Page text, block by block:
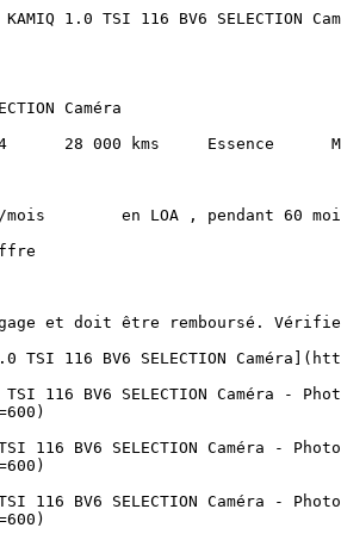
a203-4c12-ae7a-17f2a28bb9e3.jpeg?w=600)  

 ![Skoda KAMIQ 1.0 TSI 116 BV6 SELECTION Caméra - Photo 5](https://www.sndiffusion.fr/photos/evialog_photos/logvo/15/1773/75/28a73b17-dd2b-494e-9a6b-589dccde8337.jpeg?w=600)  +28 photos 

        /  

      ![]() 

 ![]() 

 ![]() 

   ![Photo 1]() 

       ![]()   

   Occasion      2024      28 000 kms     Essence      Manuelle 

  Caractéristiques
----------------

     Partager   

Année

2024

Kilométrage

28 000 km

Énergie

Essence

Boîte de vitesses

Manuelle

Puissance

116 ch / 6 cv fiscaux

Portes

5

Places

5

Cylindrée

998 cm³

Couleur extérieure

Rouge velvet

Couleur intérieure

Gris foncé

Sellerie

Tissu

1ère immatriculation

26/04/2024

Référence

55225

  Points forts
------------

     Climatisation Automatique     Jantes Alu     Retroviseurs Rabattables Electriques     Apple Carplay / Android Auto     Régulateur de vitesse     Caméra de recul    + 24 autres  

     Consommation et émissions
-------------------------

Mixte

5,1 L/100km

Urbain

6,4 L/100km

Extra-urbain

4,3 L/100km

      C   

CO₂

124 g/km

   ![Crit'Air 1](https://www.sndiffusion.fr/images/critair/vignette-critair-1.png)Crit'Air

1

    Équipements
-----------

  ### Équipements de série (30)

    2 Prises Micro USB 

   6 Airbags 

   ABS 

   Accoudoir Avant 

   Barres de Toit Alu 

   Bluetooth 

   CLIM Auto Bi-Zones 

   Caméra de Recul 

   Cockpit Digital 

   Détecteur de Sous Gonflage 

   ESP 

   Easy Start (sans SAFELOCK) "Bouton de démarrage" 

   Ecran Tactile 8" fonction Apple Car Play et Android Auto 

   Feux Avant à LED 

   Feux de jour a LED 

   Front Assist 

   Garantie Constructeur 

   Jantes Alu 16" 

   LED 

   Lane Assist 

   Moulures de fenêtre chromées 

   Ordinateur de Bord 

   Pack Visibilité 

   Peint. Métallisée 

   Radar de Recul AV+AR 

   Régulateur de Vitesse 

   Rétro intérieur automatique jour nuit 

   Rétros Electriques et Rabattables électriquement 

   Siège Regl. Hteur 

   Volant Cuir Multifonctions 

        Le mot du vendeur > “ Découvrez ce **Škoda Kamiq 1.0 TSI 116 ch